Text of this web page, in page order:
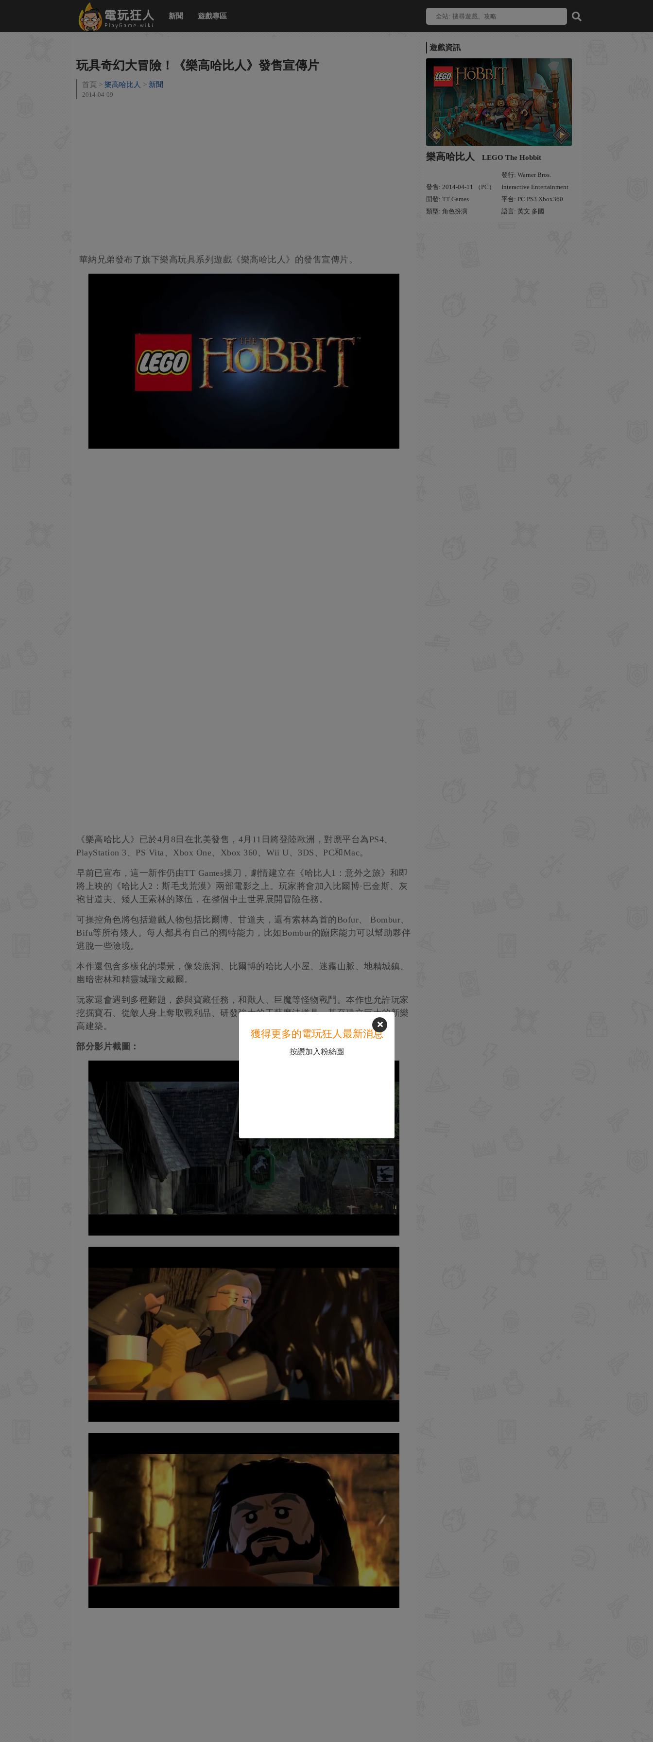
新聞 遊戲專區
遊戲資訊
樂高哈比人 LEGO The Hobbit
發售: 2014-04-11 （PC）
發行: Warner Bros.
Interactive Entertainment
開發: TT Games
平台: PC PS3 Xbox360
類型: 角色扮演
語言: 英文 多國
玩具奇幻大冒險！《樂高哈比人》發售宣傳片
首頁 樂高哈比人 新聞
2014-04-09
華納兄弟發布了旗下樂高玩具系列遊戲《樂高哈比人》的發售宣傳片。
《樂高哈比人》已於4月8日在北美發售，4月11日將登陸歐洲，對應平台為PS4、
PlayStation 3、PS Vita、Xbox One、Xbox 360、Wii U、3DS、PC和Mac。
早前已宣布，這一新作仍由TT Games操刀，劇情建立在《哈比人1：意外之旅》和即
將上映的《哈比人2：斯毛戈荒漠》兩部電影之上。玩家將會加入比爾博·巴金斯、灰
袍甘道夫、矮人王索林的隊伍，在整個中土世界展開冒險任務。
可操控角色將包括遊戲人物包括比爾博、甘道夫，還有索林為首的Bofur、 Bombur、
Bifu等所有矮人。每人都具有自己的獨特能力，比如Bombur的蹦床能力可以幫助夥伴
逃脫一些險境。
本作還包含多樣化的場景，像袋底洞、比爾博的哈比人小屋、迷霧山脈、地精城鎮、
幽暗密林和精靈城瑞文戴爾。
玩家還會遇到多種難題，參與寶藏任務，和獸人、巨魔等怪物戰鬥。本作也允許玩家
挖掘寶石、從敵人身上奪取戰利品、研發強大的工藝魔法道具，甚至建立巨大的新樂
高建築。
部分影片截圖：
獲得更多的電玩狂人最新消息
按讚加入粉絲團